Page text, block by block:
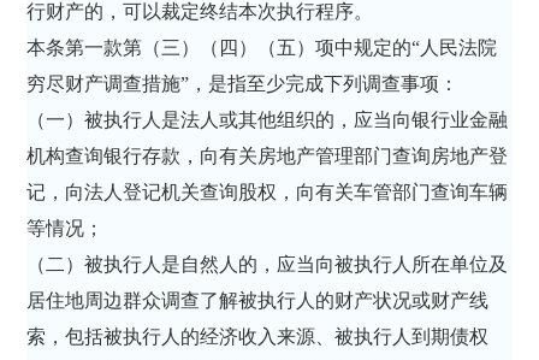
行财产的，可以裁定终结本次执行程序。
本条第一款第（三）（四）（五）项中规定的“人民法院
穷尽财产调查措施”，是指至少完成下列调查事项：
（一）被执行人是法人或其他组织的，应当向银行业金融
机构查询银行存款，向有关房地产管理部门查询房地产登
记，向法人登记机关查询股权，向有关车管部门查询车辆
等情况；
（二）被执行人是自然人的，应当向被执行人所在单位及
居住地周边群众调查了解被执行人的财产状况或财产线
索，包括被执行人的经济收入来源、被执行人到期债权